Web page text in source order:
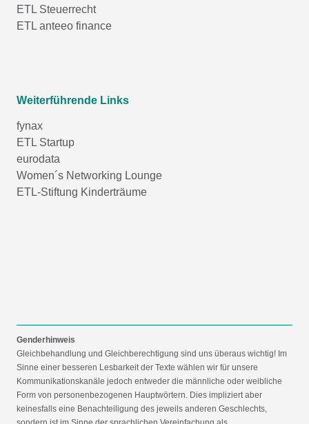
ETL Steuerrecht
ETL anteeo finance
Weiterführende Links
fynax
ETL Startup
eurodata
Women´s Networking Lounge
ETL-Stiftung Kinderträume
Genderhinweis
Gleichbehandlung und Gleichberechtigung sind uns überaus wichtig! Im
Sinne einer besseren Lesbarkeit der Texte wählen wir für unsere
Kommunikationskanäle jedoch entweder die männliche oder weibliche
Form von personenbezogenen Hauptwörtern. Dies impliziert aber
keinesfalls eine Benachteiligung des jeweils anderen Geschlechts,